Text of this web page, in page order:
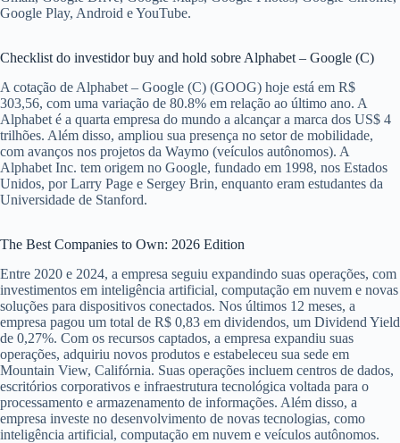
Google Play, Android e YouTube.
Checklist do investidor buy and hold sobre Alphabet – Google (C)
A cotação de Alphabet – Google (C) (GOOG) hoje está em R$
303,56, com uma variação de 80.8% em relação ao último ano. A
Alphabet é a quarta empresa do mundo a alcançar a marca dos US$ 4
trilhões. Além disso, ampliou sua presença no setor de mobilidade,
com avanços nos projetos da Waymo (veículos autônomos). A
Alphabet Inc. tem origem no Google, fundado em 1998, nos Estados
Unidos, por Larry Page e Sergey Brin, enquanto eram estudantes da
Universidade de Stanford.
The Best Companies to Own: 2026 Edition
Entre 2020 e 2024, a empresa seguiu expandindo suas operações, com
investimentos em inteligência artificial, computação em nuvem e novas
soluções para dispositivos conectados. Nos últimos 12 meses, a
empresa pagou um total de R$ 0,83 em dividendos, um Dividend Yield
de 0,27%. Com os recursos captados, a empresa expandiu suas
operações, adquiriu novos produtos e estabeleceu sua sede em
Mountain View, Califórnia. Suas operações incluem centros de dados,
escritórios corporativos e infraestrutura tecnológica voltada para o
processamento e armazenamento de informações. Além disso, a
empresa investe no desenvolvimento de novas tecnologias, como
inteligência artificial, computação em nuvem e veículos autônomos.